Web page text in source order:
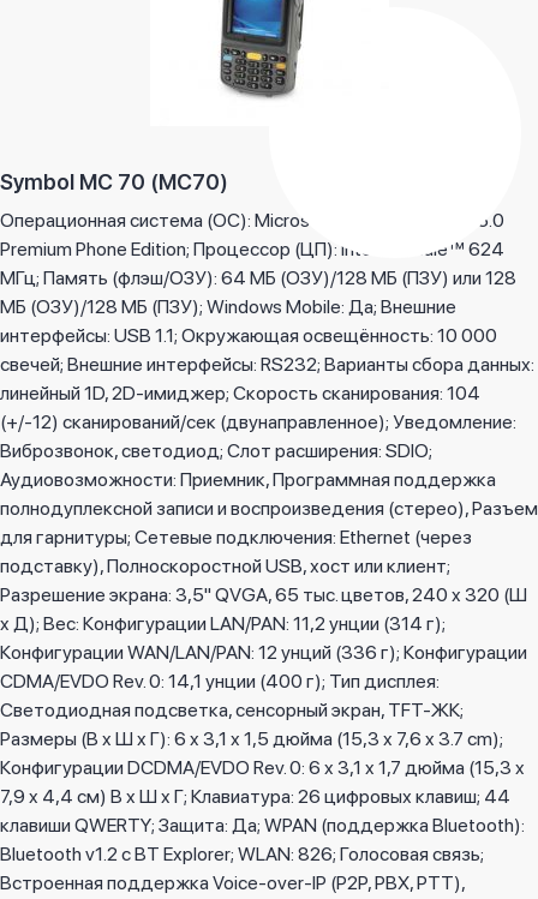
Symbol MC 70 (MC70)
Операционная система (ОС): Microsoft Windows Mobile 5.0
Premium Phone Edition; Процессор (ЦП): Intel® XScale™ 624
МГц; Память (флэш/ОЗУ): 64 МБ (ОЗУ)/128 МБ (ПЗУ) или 128
МБ (ОЗУ)/128 МБ (ПЗУ); Windows Mobile: Да; Внешние
интерфейсы: USB 1.1; Окружающая освещённость: 10 000
свечей; Внешние интерфейсы: RS232; Варианты сбора данных:
линейный 1D, 2D-имиджер; Скорость сканирования: 104
(+/-12) сканирований/сек (двунаправленное); Уведомление:
Виброзвонок, светодиод; Слот расширения: SDIO;
Аудиовозможности: Приемник, Программная поддержка
полнодуплексной записи и воспроизведения (стерео), Разъем
для гарнитуры; Сетевые подключения: Ethernet (через
подставку), Полноскоростной USB, хост или клиент;
Разрешение экрана: 3,5" QVGA, 65 тыс. цветов, 240 x 320 (Ш
x Д); Вес: Конфигурации LAN/PAN: 11,2 унции (314 г);
Конфигурации WAN/LAN/PAN: 12 унций (336 г); Конфигурации
CDMA/EVDO Rev. 0: 14,1 унции (400 г); Тип дисплея:
Светодиодная подсветка, сенсорный экран, TFT-ЖК;
Размеры (В x Ш x Г): 6 x 3,1 x 1,5 дюйма (15,3 x 7,6 x 3.7 cm);
Конфигурации DCDMA/EVDO Rev. 0: 6 x 3,1 x 1,7 дюйма (15,3 x
7,9 x 4,4 см) В x Ш x Г; Клавиатура: 26 цифровых клавиш; 44
клавиши QWERTY; Защита: Да; WPAN (поддержка Bluetooth):
Bluetooth v1.2 с BT Explorer; WLAN: 826; Голосовая связь;
Встроенная поддержка Voice-over-IP (P2P, PBX, PTT),